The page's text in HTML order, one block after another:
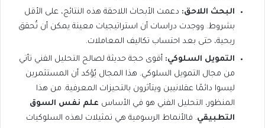
البحث اللاحق: دعمت الأبحاث اللاحقة هذه النتائج، على الأقل
بشروط. ووجدت دراسات أن استراتيجيات معينة يمكن أن تُحقق
ربحية، حتى بعد احتساب تكاليف المعاملات.
التمويل السلوكي: أقوى حجة حديثة لصالح التحليل الفني تأتي
من مجال التمويل السلوكي. هذا المجال يُؤكد أن المستثمرين
ليسوا دائمًا عقلانيين ويتأثرون بالتحيزات المعرفية. من هذا
المنظور، التحليل الفني هو في الأساس علم نفس السوق
التطبيقي. فالأنماط الرسومية هي تمثيلات لهذه السلوكيات